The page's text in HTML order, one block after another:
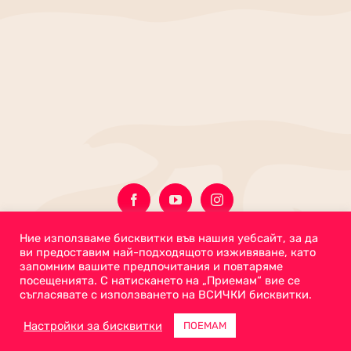
Ние използваме бисквитки във нашия уебсайт, за да
ви предоставим най-подходящото изживяване, като
запомним вашите предпочитания и повтаряме
посещенията. С натискането на „Приемам“ вие се
съгласявате с използването на ВСИЧКИ бисквитки.
Настройки за бисквитки ПОЕМАМ